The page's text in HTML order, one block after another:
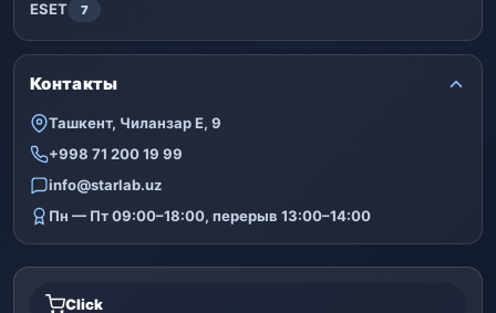
ESET 7
Контакты
Ташкент, Чиланзар Е, 9
+998 71 200 19 99
info@starlab.uz
Пн — Пт 09:00–18:00, перерыв 13:00–14:00
Click